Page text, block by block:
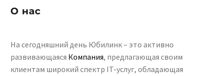
О нас
На сегодняшний день Юбилинк – это активно
развивающаяся Компания, предлагающая своим
клиентам широкий спектр IT-услуг, обладающая